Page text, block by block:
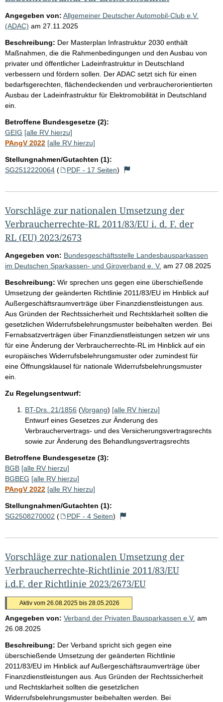
Angegeben von: Allgemeiner Deutscher Automobil-Club e.V.
(ADAC) am 27.11.2025
Beschreibung: Der Masterplan Infrastruktur 2030 enthält
Maßnahmen, die die Rahmenbedingungen und den Ausbau von
privater und öffentlicher Ladeinfrastruktur in Deutschland
verbessern und fördern sollen. Der ADAC setzt sich für einen
bedarfsgerechten, flächendeckenden und verbraucherorientierten
Ausbau der Ladeinfrastruktur für Elektromobilität in Deutschland
ein.
Betroffene Bundesgesetze (2):
GEIG [alle RV hierzu]
PAngV 2022 [alle RV hierzu]
Stellungnahmen/Gutachten (1):
SG2512220064 ( PDF - 17 Seiten)
Vorschläge zur nationalen Umsetzung der
Verbraucherrechte-RL 2011/83/EU i. d. F. der
RL (EU) 2023/2673
Angegeben von: Bundesgeschäftsstelle Landesbausparkassen
im Deutschen Sparkassen- und Giroverband e. V. am 27.08.2025
Beschreibung: Wir sprechen uns gegen eine überschießende
Umsetzung der geänderten Richtlinie 2011/83/EU im Hinblick auf
Außergeschäftsraumverträge über Finanzdienstleistungen aus.
Aus Gründen der Rechtssicherheit und Rechtsklarheit sollten die
gesetzlichen Widerrufsbelehrungsmuster beibehalten werden. Bei
Fernabsatzverträgen über Finanzdienstleistungen setzen wir uns
für eine Änderung der Verbraucherrechte-RL im Hinblick auf ein
europäisches Widerrufsbelehrungsmuster oder zumindest für
eine Öffnungsklausel für nationale Widerrufsbelehrungsmuster
ein.
Zu Regelungsentwurf:
BT-Drs. 21/1856 (Vorgang) [alle RV hierzu]
Entwurf eines Gesetzes zur Änderung des
Verbrauchervertrags- und des Versicherungsvertragsrechts
sowie zur Änderung des Behandlungsvertragsrechts
Betroffene Bundesgesetze (3):
BGB [alle RV hierzu]
BGBEG [alle RV hierzu]
PAngV 2022 [alle RV hierzu]
Stellungnahmen/Gutachten (1):
SG2508270002 ( PDF - 4 Seiten)
Vorschläge zur nationalen Umsetzung der
Verbraucherrechte-Richtlinie 2011/83/EU
i.d.F. der Richtlinie 2023/2673/EU
Aktiv vom 26.08.2025 bis 28.05.2026
Angegeben von: Verband der Privaten Bausparkassen e.V. am
26.08.2025
Beschreibung: Der Verband spricht sich gegen eine
überschießende Umsetzung der geänderten Richtlinie
2011/83/EU im Hinblick auf Außergeschäftsraumverträge über
Finanzdienstleistungen aus. Aus Gründen der Rechtssicherheit
und Rechtsklarheit sollten die gesetzlichen
Widerrufsbelehrungsmuster beibehalten werden. Bei